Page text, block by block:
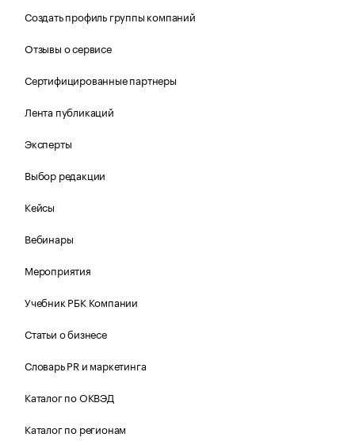
Создать профиль группы компаний
Отзывы о сервисе
Сертифицированные партнеры
Лента публикаций
Эксперты
Выбор редакции
Кейсы
Вебинары
Мероприятия
Учебник РБК Компании
Статьи о бизнесе
Словарь PR и маркетинга
Каталог по ОКВЭД
Каталог по регионам